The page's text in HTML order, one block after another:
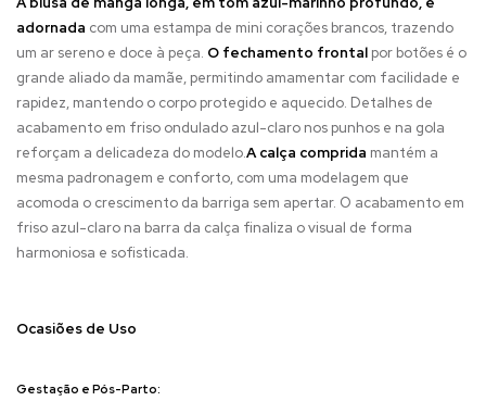
adornada com uma estampa de mini corações brancos, trazendo
um ar sereno e doce à peça. O fechamento frontal por botões é o
grande aliado da mamãe, permitindo amamentar com facilidade e
rapidez, mantendo o corpo protegido e aquecido. Detalhes de
acabamento em friso ondulado azul-claro nos punhos e na gola
reforçam a delicadeza do modelo.A calça comprida mantém a
mesma padronagem e conforto, com uma modelagem que
acomoda o crescimento da barriga sem apertar. O acabamento em
friso azul-claro na barra da calça finaliza o visual de forma
harmoniosa e sofisticada.
Ocasiões de Uso
Gestação e Pós-Parto: